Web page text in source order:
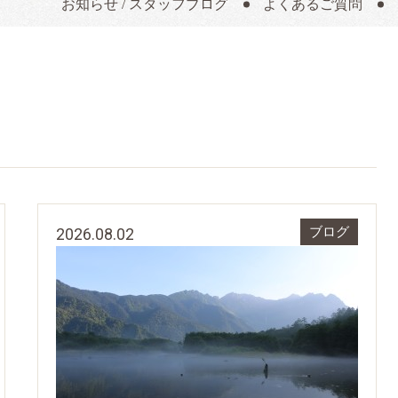
お知らせ / スタッフブログ よくあるご質問
2026.08.02 ブログ